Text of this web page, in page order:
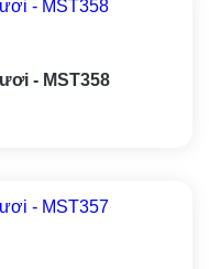
- MST358